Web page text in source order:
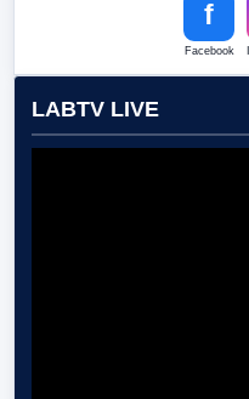
f
Facebook
LABTV LIVE